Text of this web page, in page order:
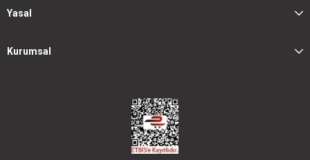
Yasal
Kurumsal